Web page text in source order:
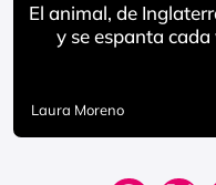
El animal, de
y se espanta
Laura Moreno